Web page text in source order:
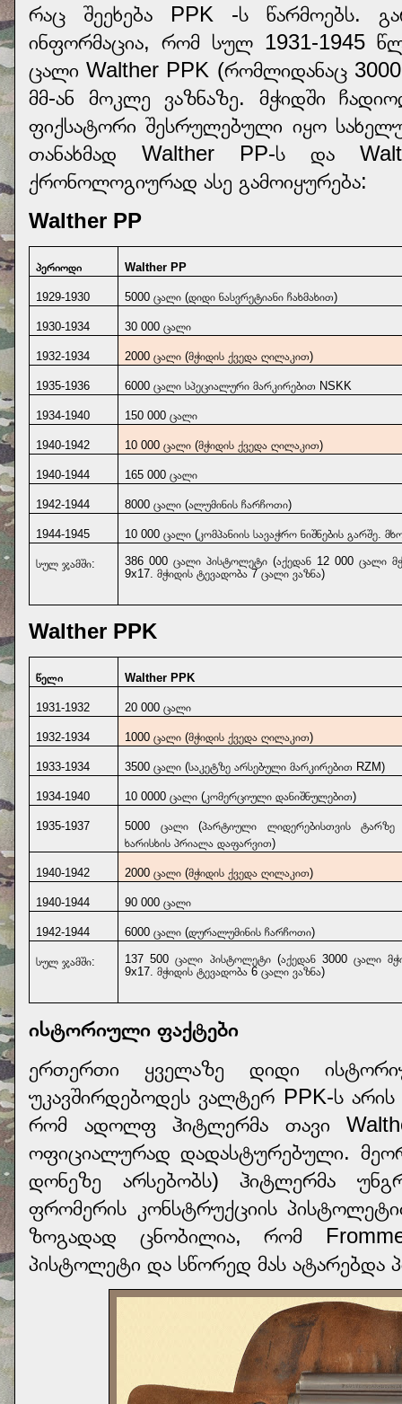
რაც შეეხება PPK -ს წარმოებს.
ინფორმაცია, რომ სულ 1931-1945
ცალი Walther PPK (რომლიდანაც
მმ-ან მოკლე ვაზნაზე. მჭიდში
ფიქსატორი შესრულებული იყო
თანახმად Walther PP-ს და
ქრონოლოგიურად ასე გამოიყურება:
Walther PP
პერიოდი Walther PP
1929-1930 5000 ცალი (დიდი ნასვრეტიანი ჩახმახით)
1930-1934 30 000 ცალი
1932-1934 2000 ცალი (მჭიდის ქვედა ღილაკით)
1935-1936 6000 ცალი სპეციალური მარკირებით NSKK
1934-1940 150 000 ცალი
1940-1942 10 000 ცალი (მჭიდის ქვედა ღილაკით)
1940-1944 165 000 ცალი
1942-1944 8000 ცალი (ალუმინის ჩარჩოთი)
1944-1945 10 000ცალი (კომპანიის სავაჭრო ნიშნების გარშე.
სულ ჯამში: 386 000ცალი პისტოლეტი (აქედან 12 000 ცალი
9x17 . მჭიდის ტევადობა 7 ცალი ვაზნა)
Walther PPK
წელი Walther PPK
1931-1932 20 000 ცალი
1932-1934 1000 ცალი (მჭიდის ქვედა ღილაკით)
1933-1934 3500 ცალი (საკეტზე არსებული მარკირებით RZM)
1934-1940 10 0000 ცალი (კომერციული დანიშნულებით)
1935-1937
5000 ცალი (პარტიული ლიდერებისთვის
ხარისხის პრიალა დაფარვით)
1940-1942 2000 ცალი (მჭიდის ქვედა ღილაკით)
1940-1944 90 000 ცალი
1942-1944 6000 ცალი (დურალუმინის ჩარჩოთი)
სულ ჯამში:
137 500 ცალი პისტოლეტი (აქედან 3000 ცალი
9x17. მჭიდის ტევადობა 6 ცალი ვაზნა)
ისტორიული ფაქტები
ერთერთი ყველაზე დიდი
უკავშირდებოდეს ვალტერ PPK-ს
რომ ადოლფ ჰიტლერმა თავი
ოფიციალურად დადასტურებული.
დონეზე არსებობს) ჰიტლერმა
ფრომერის კონსტრუქციის
ზოგადად ცნობილია, რომ
პისტოლეტი და სწორედ მას ატარებდა